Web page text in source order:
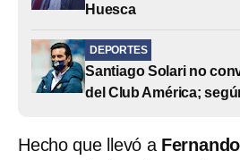
Huesca
DEPORTES
Santiago Solari no
del Club América;
Hecho que llevó a